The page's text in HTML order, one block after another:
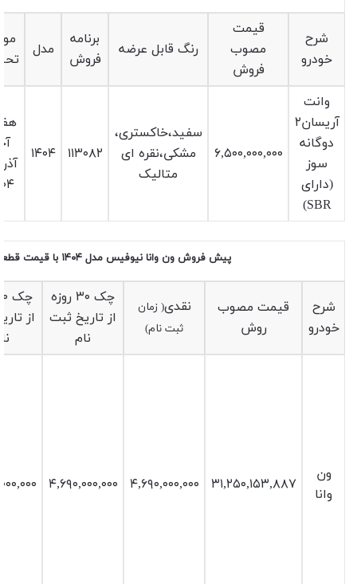
شرح
خودرو
قیمت
مصوب
فروش
رنگ قابل عرضه
برنامه
فروش
مدل
وانت
آریسان۲
دوگانه
سوز
(دارای
SBR)
۶,۵۰۰,۰۰۰,۰۰۰
سفید،خاکستری،
مشکی،نقره ای
متالیک
۱۱۳۰۸۲ ۱۴۰۴
پیش فروش ون وانا نیوفیس مدل ۱۴۰۴ با قیمت قطعی
شرح
خودرو
قیمت مصوب
روش
نقدی( زمان
ثبت نام)
چک ۳۰ روزه
از تاریخ ثبت
نام
از
ون
وانا
۳۱,۲۵۰,۱۵۳,۸۸۷ ۴,۶۹۰,۰۰۰,۰۰۰ ۴,۶۹۰,۰۰۰,۰۰۰